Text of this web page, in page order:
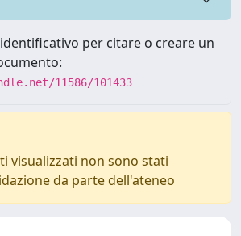
per citare o creare un
11586/101433
visualizzati non sono stati
da parte dell'ateneo